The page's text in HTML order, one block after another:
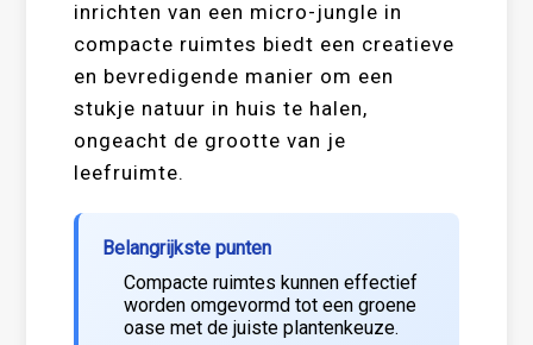
inrichten van een micro-jungle in
compacte ruimtes biedt een creatieve
en bevredigende manier om een
stukje natuur in huis te halen,
ongeacht de grootte van je
leefruimte.
Belangrijkste punten
Compacte ruimtes kunnen effectief
worden omgevormd tot een groene
oase met de juiste plantenkeuze.